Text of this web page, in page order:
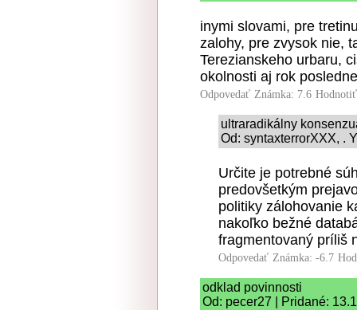
inymi slovami, pre
zalohy, pre zvysok nie,
Terezianskeho urbaru,
okolnosti aj rok
Odpovedať Známka: 7.6
ultraradikálny
Od: syntaxterrorXXX, .
Určite je potrebné
predovšetkým
politiky zálohovanie
nakoľko bežné
fragmentovaný príliš
Odpovedať Známka: -6.7
odklad povinnosti
Od: pecer27 | Pridané: